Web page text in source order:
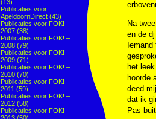
(13)
Publicaties voor
ApeldoornDirect (43)
Publicaties voor FOK! –
2007 (38)
Publicaties voor FOK! –
2008 (79)
Publicaties voor FOK! –
2009 (71)
Publicaties voor FOK! –
2010 (70)
Publicaties voor FOK! –
2011 (59)
Publicaties voor FOK! –
2012 (58)
Publicaties voor FOK! –
Na
en de
het
hoorde
deed
dat ik
Pas